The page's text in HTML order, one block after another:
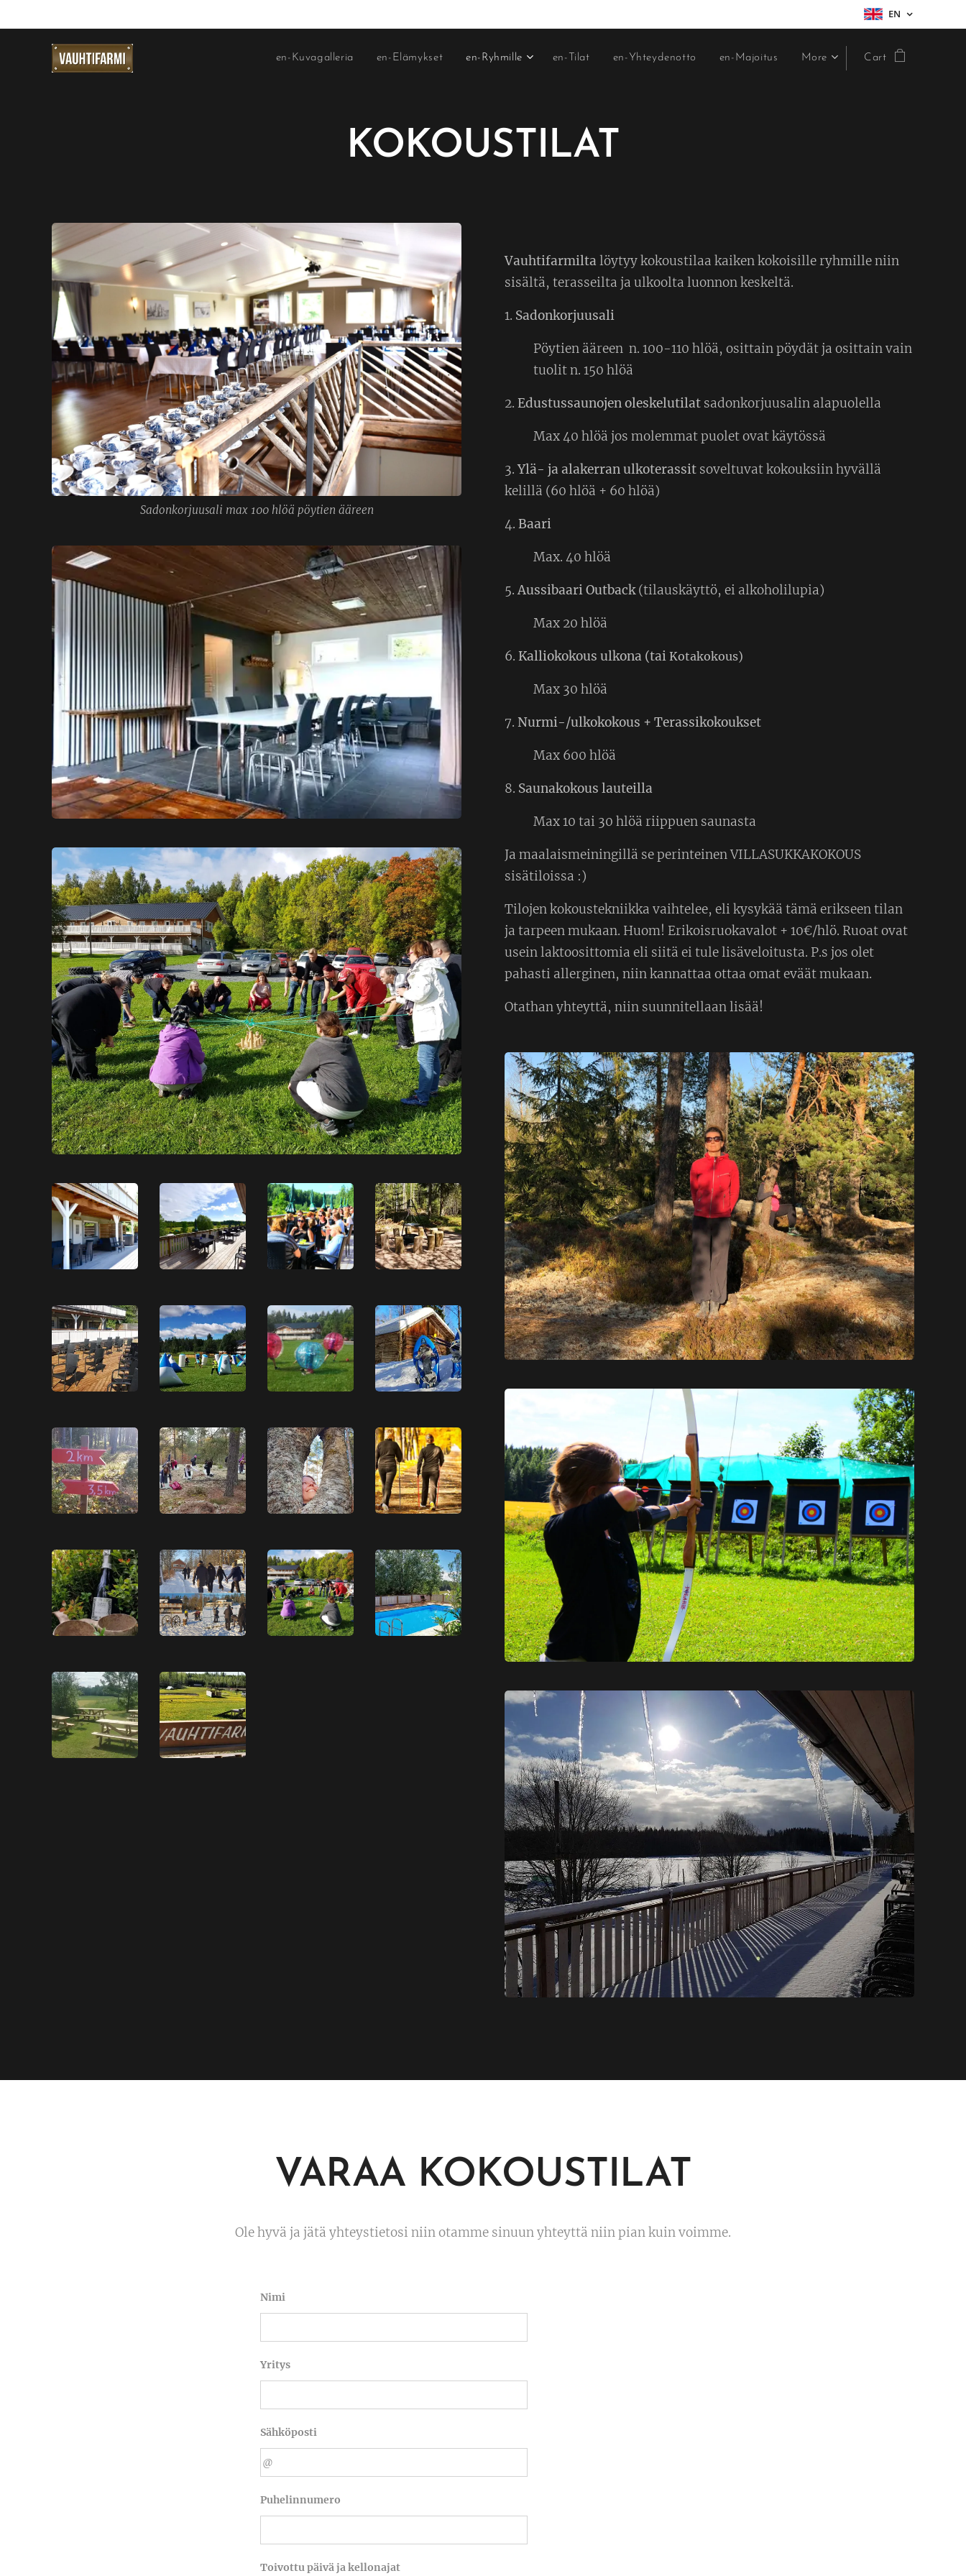
EN
en-Kuvagalleria en-Elämykset en-Ryhmille en-Tilat en-Yhteydenotto en-Majoitus More Cart
KOKOUSTILAT
Sadonkorjuusali max 100 hlöä pöytien ääreen
Vauhtifarmiltalöytyy kokoustilaa kaiken kokoisille ryhmille niin
sisältä, terasseilta ja ulkoolta luonnon keskeltä.
1. Sadonkorjuusali
Pöytien ääreen n. 100-110 hlöä, osittain pöydät ja osittain vain
tuolit n. 150 hlöä
2. Edustussaunojen oleskelutilat sadonkorjuusalin alapuolella
Max 40 hlöä jos molemmat puolet ovat käytössä
3.Ylä- ja alakerran ulkoterassit soveltuvat kokouksiin hyvällä
kelillä (60 hlöä + 60 hlöä)
4. Baari
Max. 40 hlöä
5.Aussibaari Outback(tilauskäyttö, ei alkoholilupia)
Max 20 hlöä
6. Kalliokokous ulkona (tai Kotakokous)
Max 30 hlöä
7. Nurmi-/ulkokokous + Terassikokoukset
Max 600 hlöä
8. Saunakokous lauteilla
Max 10 tai 30 hlöä riippuen saunasta
Ja maalaismeiningillä se perinteinen VILLASUKKAKOKOUS
sisätiloissa :)
Tilojen kokoustekniikka vaihtelee, eli kysykää tämä erikseen tilan
ja tarpeen mukaan. Huom! Erikoisruokavalot + 10€/hlö. Ruoat ovat
usein laktoosittomia eli siitä ei tule lisäveloitusta. P.s jos olet
pahasti allerginen, niin kannattaa ottaa omat eväät mukaan.
Otathan yhteyttä, niin suunnitellaan lisää!
VARAA KOKOUSTILAT
Ole hyvä ja jätä yhteystietosi niin otamme sinuun yhteyttä niin pian kuin voimme.
Nimi
Yritys
Sähköposti
Puhelinnumero
Toivottu päivä ja kellonajat